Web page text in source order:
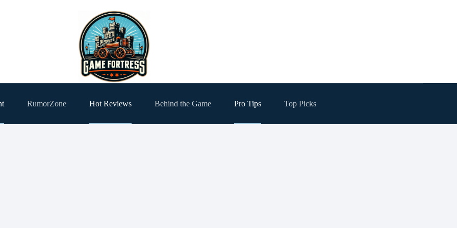
RumorZone Hot Reviews Behind the Game Pro Tips Top Picks